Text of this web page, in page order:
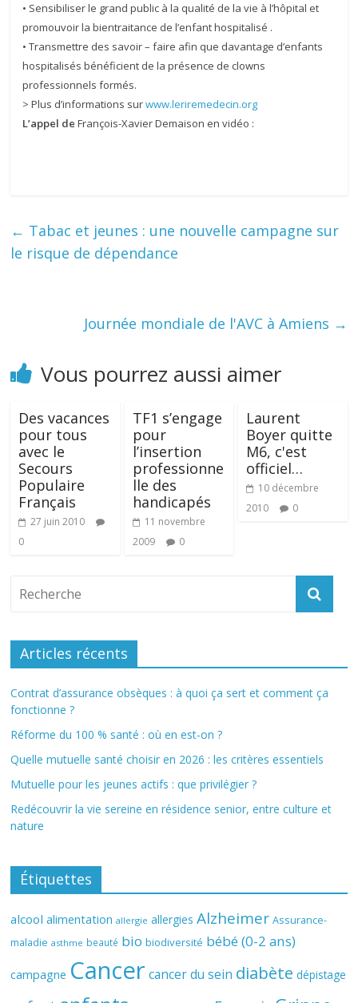
• Sensibiliser le grand public à la qualité de la vie à l’hôpital et
promouvoir la bientraitance de l’enfant hospitalisé .
• Transmettre des savoir – faire afin que davantage d’enfants
hospitalisés bénéficient de la présence de clowns
professionnels formés.
> Plus d’informations surwww.leriremedecin.org
L’appel deFrançois-Xavier Demaison en vidéo :
← Tabac et jeunes : une nouvelle campagne sur
le risque de dépendance
Journée mondiale de l'AVC à Amiens →
Vous pourrez aussi aimer
Des vacances
pour tous
avec le
Secours
Populaire
Français
27 juin 2010
0
TF1 s’engage
pour
l’insertion
professionne
lle des
handicapés
11 novembre
2009
0
Laurent
Boyer quitte
M6, c'est
officiel…
10 décembre
2010
0
Articles récents
Contrat d’assurance obsèques : à quoi ça sert et comment ça
fonctionne ?
Réforme du 100 % santé : où en est-on ?
Quelle mutuelle santé choisir en 2026 : les critères essentiels
Mutuelle pour les jeunes actifs : que privilégier ?
Redécouvrir la vie sereine en résidence senior, entre culture et
nature
Étiquettes
alcool alimentation allergie allergies Alzheimer Assurance-
maladie asthme beauté bio biodiversité bébé (0-2 ans)
campagne Cancer cancer du sein diabète dépistage